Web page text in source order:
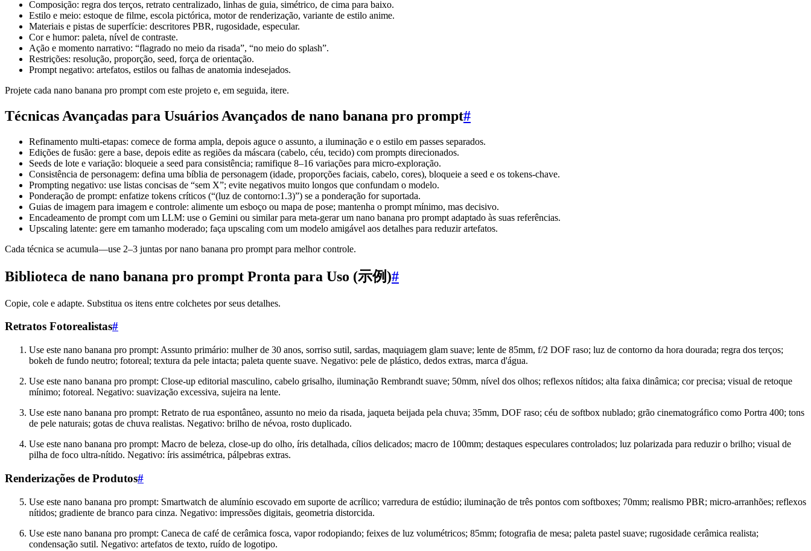
Composição: regra dos terços, retrato centralizado, linhas de guia, simétrico, de cima para baixo.
Estilo e meio: estoque de filme, escola pictórica, motor de renderização, variante de estilo anime.
Materiais e pistas de superfície: descritores PBR, rugosidade, especular.
Cor e humor: paleta, nível de contraste.
Ação e momento narrativo: “flagrado no meio da risada”, “no meio do splash”.
Restrições: resolução, proporção, seed, força de orientação.
Prompt negativo: artefatos, estilos ou falhas de anatomia indesejados.
Projete cada nano banana pro prompt com este projeto e, em seguida, itere.
Técnicas Avançadas para Usuários Avançados de nano banana pro prompt#
Refinamento multi-etapas: comece de forma ampla, depois aguce o assunto, a iluminação e o estilo em passes separados.
Edições de fusão: gere a base, depois edite as regiões da máscara (cabelo, céu, tecido) com prompts direcionados.
Seeds de lote e variação: bloqueie a seed para consistência; ramifique 8–16 variações para micro-exploração.
Consistência de personagem: defina uma bíblia de personagem (idade, proporções faciais, cabelo, cores), bloqueie a seed e os tokens-chave.
Prompting negativo: use listas concisas de “sem X”; evite negativos muito longos que confundam o modelo.
Ponderação de prompt: enfatize tokens críticos (“(luz de contorno:1.3)”) se a ponderação for suportada.
Guias de imagem para imagem e controle: alimente um esboço ou mapa de pose; mantenha o prompt mínimo, mas decisivo.
Encadeamento de prompt com um LLM: use o Gemini ou similar para meta-gerar um nano banana pro prompt adaptado às suas referências.
Upscaling latente: gere em tamanho moderado; faça upscaling com um modelo amigável aos detalhes para reduzir artefatos.
Cada técnica se acumula—use 2–3 juntas por nano banana pro prompt para melhor controle.
Biblioteca de nano banana pro prompt Pronta para Uso (示例)#
Copie, cole e adapte. Substitua os itens entre colchetes por seus detalhes.
Retratos Fotorealistas#
Use este nano banana pro prompt: Assunto primário: mulher de 30 anos, sorriso sutil, sardas, maquiagem glam suave; lente de 85mm, f/2 DOF raso; luz de contorno da hora dourada; regra dos terços;
bokeh de fundo neutro; fotoreal; textura da pele intacta; paleta quente suave. Negativo: pele de plástico, dedos extras, marca d'água.
Use este nano banana pro prompt: Close-up editorial masculino, cabelo grisalho, iluminação Rembrandt suave; 50mm, nível dos olhos; reflexos nítidos; alta faixa dinâmica; cor precisa; visual de retoque
mínimo; fotoreal. Negativo: suavização excessiva, sujeira na lente.
Use este nano banana pro prompt: Retrato de rua espontâneo, assunto no meio da risada, jaqueta beijada pela chuva; 35mm, DOF raso; céu de softbox nublado; grão cinematográfico como Portra 400; tons
de pele naturais; gotas de chuva realistas. Negativo: brilho de névoa, rosto duplicado.
Use este nano banana pro prompt: Macro de beleza, close-up do olho, íris detalhada, cílios delicados; macro de 100mm; destaques especulares controlados; luz polarizada para reduzir o brilho; visual de
pilha de foco ultra-nítido. Negativo: íris assimétrica, pálpebras extras.
Renderizações de Produtos#
Use este nano banana pro prompt: Smartwatch de alumínio escovado em suporte de acrílico; varredura de estúdio; iluminação de três pontos com softboxes; 70mm; realismo PBR; micro-arranhões; reflexos
nítidos; gradiente de branco para cinza. Negativo: impressões digitais, geometria distorcida.
Use este nano banana pro prompt: Caneca de café de cerâmica fosca, vapor rodopiando; feixes de luz volumétricos; 85mm; fotografia de mesa; paleta pastel suave; rugosidade cerâmica realista;
condensação sutil. Negativo: artefatos de texto, ruído de logotipo.